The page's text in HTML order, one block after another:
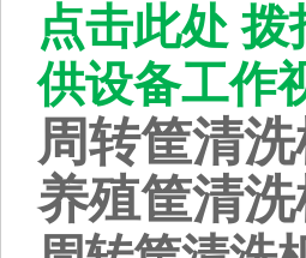
点击此处 拨
供设备工作
周转筐清
养殖筐清